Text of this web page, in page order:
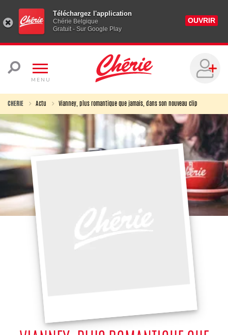
Téléchargez l'application
Chérie Belgique
Gratuit - Sur Google Play
OUVRIR
MENU
CHERIE Actu Vianney, plus romantique que jamais, dans son nouveau clip